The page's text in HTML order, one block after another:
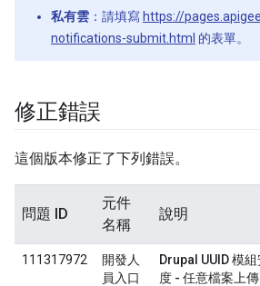
私有雲 ：請填寫 https://
notifications-submit.html 的表單。
修正錯誤
這個版本修正了下列錯誤。
問題 ID
元件
名稱
說明
111317972
開發人
員入口
Drupal UUID 模
度 - 任意檔案上